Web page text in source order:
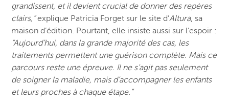
grandissent, et il devient crucial de donner des repères
clairs,”explique Patricia Forget sur le site d’Altura, sa
maison d’édition. Pourtant, elle insiste aussi sur l’espoir :
“Aujourd’hui, dans la grande majorité des cas, les
traitements permettent une guérison complète. Mais ce
parcours reste une épreuve. Il ne s’agit pas seulement
de soigner la maladie, mais d’accompagner les enfants
et leurs proches à chaque étape.”